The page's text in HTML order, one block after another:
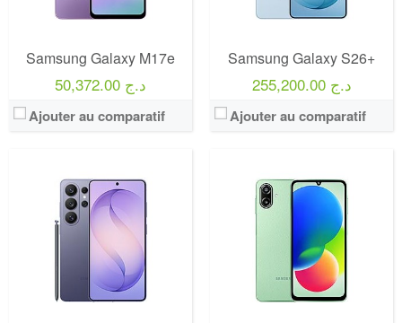
Samsung Galaxy M17e
50,372.00 د.ج
Ajouter au comparatif
Samsung Galaxy S26+
255,200.00 د.ج
Ajouter au comparatif